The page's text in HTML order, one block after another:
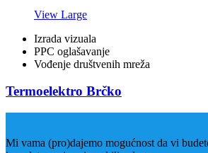
View Large
Izrada vizuala
PPC oglašavanje
Vođenje društvenih mreža
Termoelektro Brčko
Mi vama (pro)dajemo mogućnost da vi